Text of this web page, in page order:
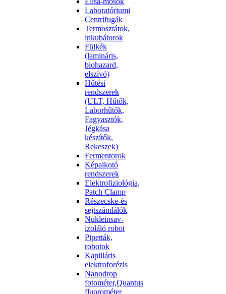
Laboratóriumi
Centrifugák
Termosztátok,
inkubátorok
Fülkék
(lamináris,
biohazard,
elszívó)
Hűtési
rendszerek
(ULT, Hűtők,
Laborhűtők,
Fagyasztók,
Jégkása
készítők,
Rekeszek)
Fermentorok
Képalkotó
rendszerek
Elektrofiziológia,
Patch Clamp
Részecske-és
sejtszámlálók
Nukleinsav-
izoláló robot
Pipetták,
robotok
Kapilláris
elektroforézis
Nanodrop
fotométer,Quantus
fluorométer